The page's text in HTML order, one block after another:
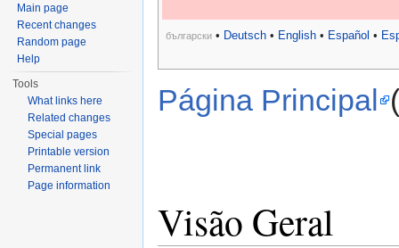
български • Deutsch • English • Español •
Página Principal (
Visão Geral
Main page
Recent changes
Random page
Help
Tools
What links here
Related changes
Special pages
Printable version
Permanent link
Page information